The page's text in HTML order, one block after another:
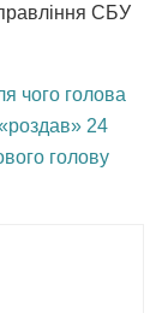
СБУ
чого голова
24
голову